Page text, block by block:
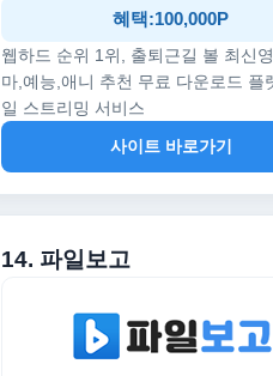
혜택:100,000P
웹하드 순위 1위, 출퇴근길 볼 최신
마,예능,애니 추천 무료 다운로드 플
일 스트리밍 서비스
사이트 바로가기
14. 파일보고